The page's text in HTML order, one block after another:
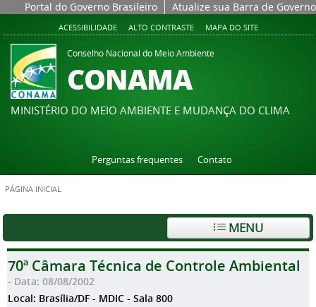
Portal do Governo Brasileiro Atualize sua Barra de Governo
ACESSIBILIDADE ALTO CONTRASTE MAPA DO SITE
Conselho Nacional do Meio Ambiente
CONAMA
MINISTÉRIO DO MEIO AMBIENTE E MUDANÇA DO CLIMA
Perguntas frequentes Contato
PÁGINA INICIAL
MENU
70ª Câmara Técnica de Controle Ambiental
- Data: 08/08/2002
Local: Brasília/DF - MDIC - Sala 800